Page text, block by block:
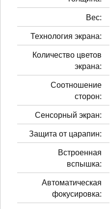
Вес:
Технология экрана:
Количество цветов
экрана:
Соотношение
сторон:
Сенсорный экран:
Защита от царапин:
Встроенная
вспышка:
Автоматическая
фокусировка: